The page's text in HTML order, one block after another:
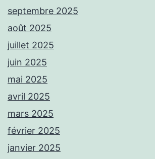
septembre 2025
août 2025
juillet 2025
juin 2025
mai 2025
avril 2025
mars 2025
février 2025
janvier 2025